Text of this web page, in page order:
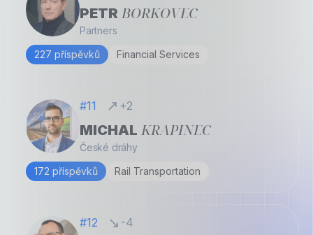
PETR BORKOVEC
Partners
227 příspěvků
Financial Services
#11 +2
MICHAL KRAPINEC
České dráhy
172 příspěvků
Rail Transportation
#12 -4